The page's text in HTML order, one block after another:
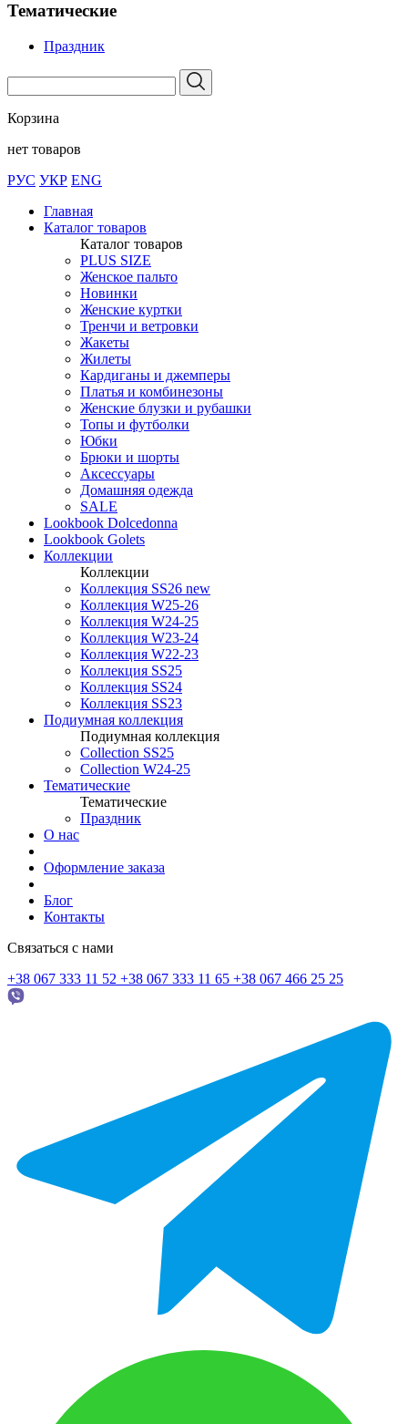
Тематические
Праздник
Корзина
нет товаров
РУС УКР ENG
Главная
Каталог товаров
Каталог товаров
PLUS SIZE
Женское пальто
Новинки
Женские куртки
Тренчи и ветровки
Жакеты
Жилеты
Кардиганы и джемперы
Платья и комбинезоны
Женские блузки и рубашки
Топы и футболки
Юбки
Брюки и шорты
Аксессуары
Домашняя одежда
SALE
Lookbook Dolcedonna
Lookbook Golets
Коллекции
Коллекции
Коллекция SS26 new
Коллекция W25-26
Коллекция W24-25
Коллекция W23-24
Коллекция W22-23
Коллекция SS25
Коллекция SS24
Коллекция SS23
Подиумная коллекция
Подиумная коллекция
Collection SS25
Collection W24-25
Тематические
Тематические
Праздник
О нас
Оформление заказа
Блог
Контакты
Связаться с нами
+38 067 333 11 52 +38 067 333 11 65 +38 067 466 25 25